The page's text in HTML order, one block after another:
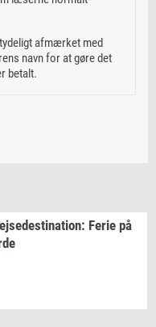
afmærket med
navn for at gøre det
betalt.
Ferie på